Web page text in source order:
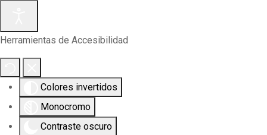
Herramientas de Accesibilidad
Colores invertidos
Monocromo
Contraste oscuro